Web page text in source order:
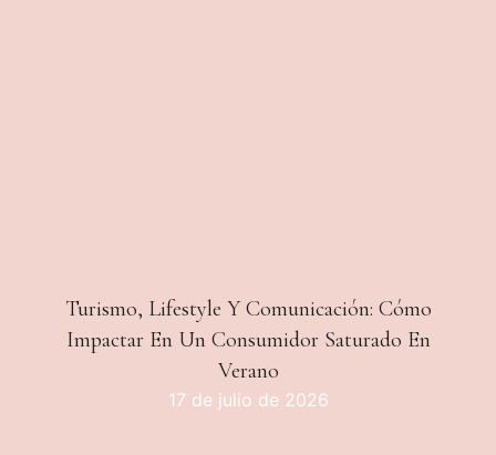
Turismo, Lifestyle Y Comunicación: Cómo
Impactar En Un Consumidor Saturado En
Verano
17 de julio de 2026